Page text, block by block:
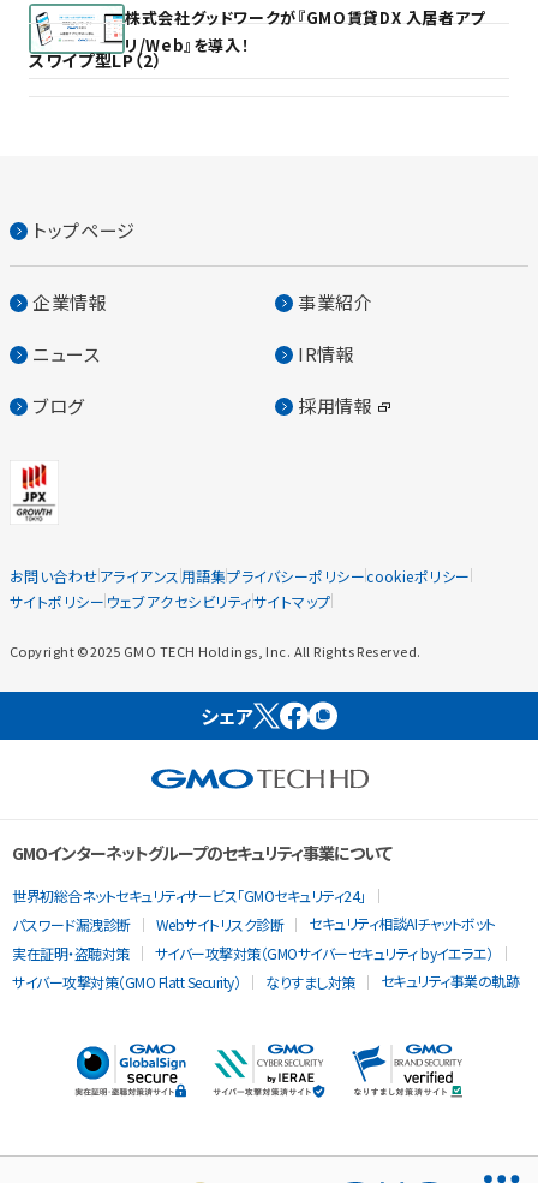
スワイプ型LP（2）
株式会社グッドワークが『GMO賃貸DX 入居者アプ
リ/Web』を導入！
トップページ
企業情報 事業紹介
ニュース IR情報
ブログ 採用情報
お問い合わせアライアンス 用語集プライバシーポリシーcookieポリシー
サイトポリシー ウェブアクセシビリティサイトマップ
Copyright ©2025 GMO TECH Holdings, Inc. All Rights Reserved.
シェア
GMOインターネットグループのセキュリティ事業について
世界初総合ネットセキュリティサービス「GMOセキュリティ24」
パスワード漏洩診断
Webサイトリスク診断
セキュリティ相談AIチャットボット
実在証明・盗聴対策
サイバー攻撃対策（GMOサイバーセキュリティ byイエラエ）
サイバー攻撃対策（GMO Flatt Security）
なりすまし対策 セキュリティ事業の軌跡